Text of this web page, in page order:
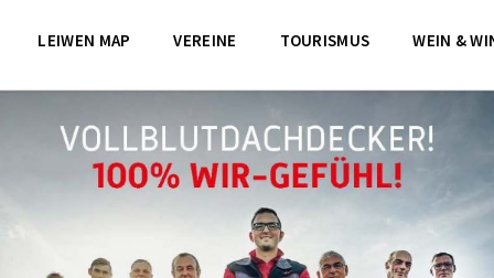
LEIWEN MAP VEREINE TOURISMUS WEIN &